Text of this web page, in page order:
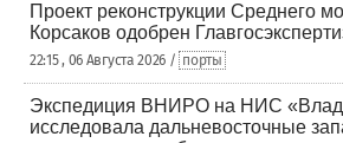
Проект реконструкции Среднего
Корсаков одобрен
22:15 , 06 Августа 2026 / порты
Экспедиция ВНИРО на НИС
исследовала дальневосточные